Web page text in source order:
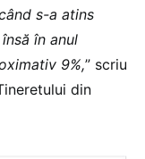
s-a atins
în anul
9%,” scriu
din